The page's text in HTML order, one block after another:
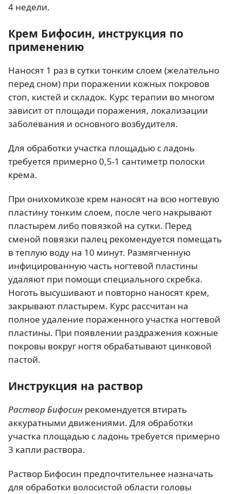
4 недели.
Крем Бифосин, инструкция по
применению
Наносят 1 раз в сутки тонким слоем (желательно
перед сном) при поражении кожных покровов
стоп, кистей и складок. Курс терапии во многом
зависит от площади поражения, локализации
заболевания и основного возбудителя.
Для обработки участка площадью с ладонь
требуется примерно 0,5-1 сантиметр полоски
крема.
При онихомикозе крем наносят на всю ногтевую
пластину тонким слоем, после чего накрывают
пластырем либо повязкой на сутки. Перед
сменой повязки палец рекомендуется помещать
в теплую воду на 10 минут. Размягченную
инфицированную часть ногтевой пластины
удаляют при помощи специального скребка.
Ноготь высушивают и повторно наносят крем,
закрывают пластырем. Курс рассчитан на
полное удаление пораженного участка ногтевой
пластины. При появлении раздражения кожные
покровы вокруг ногтя обрабатывают цинковой
пастой.
Инструкция на раствор
Раствор Бифосин рекомендуется втирать
аккуратными движениями. Для обработки
участка площадью с ладонь требуется примерно
3 капли раствора.
Раствор Бифосин предпочтительнее назначать
для обработки волосистой области головы